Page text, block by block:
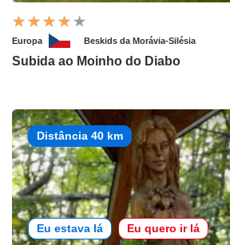
Europa Beskids da Morávia-Silésia
Subida ao Moinho do Diabo
Distância 40 km
Eu estava lá Eu quero ir lá